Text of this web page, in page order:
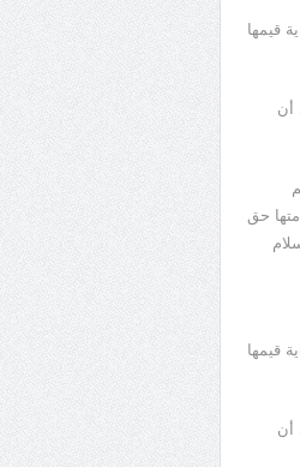
قيمها
أن
حق
قيمها
أن